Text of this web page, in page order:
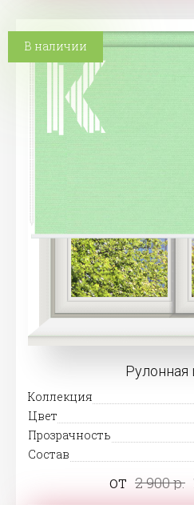
Рулонная
Коллекция
Цвет
Прозрачность
Состав
от 2 900 р.
В наличии